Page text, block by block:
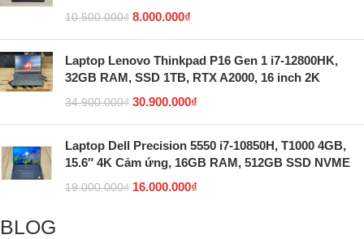
10.500.000₫ 8.000.000₫
Laptop Lenovo Thinkpad P16 Gen 1 i7-12800HK,
32GB RAM, SSD 1TB, RTX A2000, 16 inch 2K
34.900.000₫ 30.900.000₫
Laptop Dell Precision 5550 i7-10850H, T1000 4GB,
15.6″ 4K Cảm ứng, 16GB RAM, 512GB SSD NVME
19.000.000₫ 16.000.000₫
BLOG